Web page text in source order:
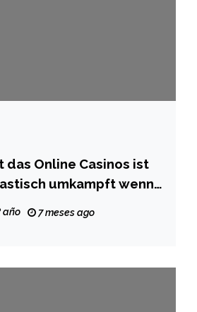
das Online Casinos ist
umkampft wenn
año 7 meses ago